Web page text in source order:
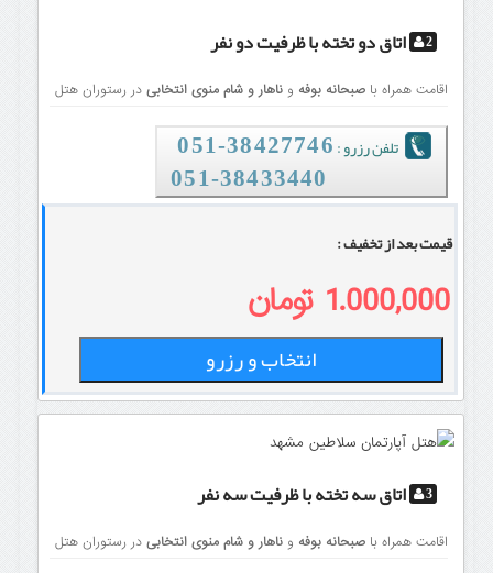
2 اتاق دو تختهبا ظرفیت دو نفر
اقامت همراه با صبحانه بوفه و ناهار و شام منوی انتخابیدر رستوران هتل
تلفن رزرو : 38427746-051
051-38433440
قیمت بعد از تخفیف :
1.000,000 تومان
انتخاب و رزرو
3 اتاق سه تختهبا ظرفیت سه نفر
اقامت همراه با صبحانه بوفه و ناهار و شام منوی انتخابیدر رستوران هتل